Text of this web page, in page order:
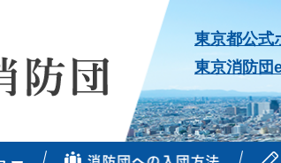
東京都公式
東京消防団